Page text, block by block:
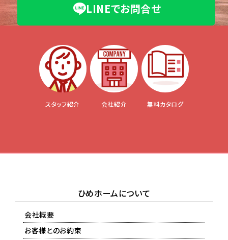
LINEでお問合せ
スタッフ紹介 会社紹介 無料カタログ
ひめホームについて
会社概要
お客様とのお約束